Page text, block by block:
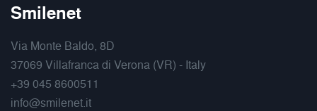
Smilenet
Via Monte Baldo, 8D
37069 Villafranca di Verona (VR) - Italy
+39 045 8600511
info@smilenet.it